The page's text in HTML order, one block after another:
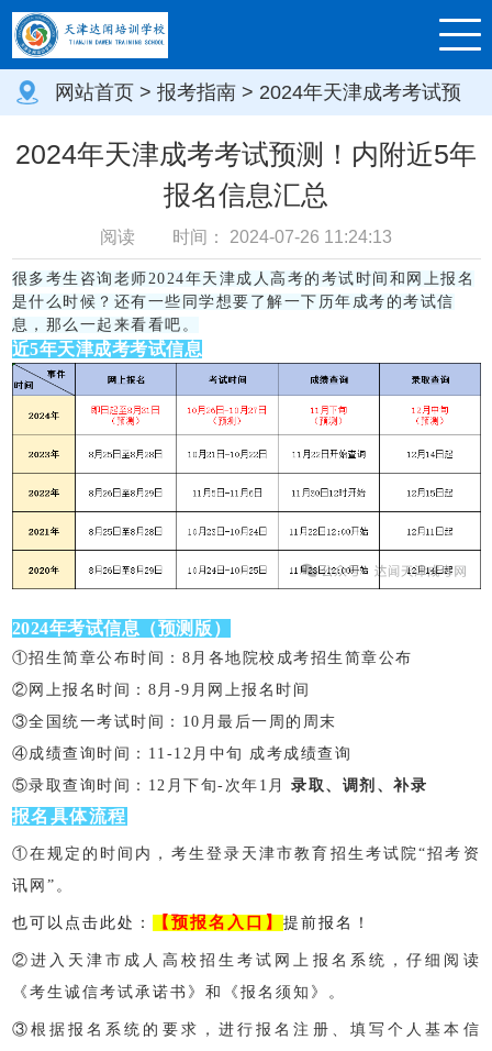
网站首页 > 报考指南 > 2024年天津成考考试预
测！内附近5年报名信息汇总
2024年天津成考考试预测！内附近5年
报名信息汇总
阅读 时间： 2024-07-26 11:24:13
很多考生咨询老师2024年天津成人高考的考试时间和网上报名
是什么时候？还有一些同学想要了解一下历年成考的考试信
息，那么一起来看看吧。
近5年天津成考考试信息
2024年考试信息（预测版）
①招生简章公布时间：8月各地院校成考招生简章公布
②网上报名时间：8月-9月网上报名时间
③全国统一考试时间：10月最后一周的周末
④成绩查询时间：11-12月中旬 成考成绩查询
⑤录取查询时间：12月下旬-次年1月
录取、调剂、补录
报名具体流程
①在规定的时间内，考生登录天津市教育招生考试院“招考资
讯网”。
也可以点击此处： 【预报名入口】 提前报名！
②进入天津市成人高校招生考试网上报名系统，仔细阅读
《考生诚信考试承诺书》和《报名须知》。
③根据报名系统的要求，进行报名注册、填写个人基本信